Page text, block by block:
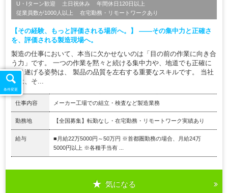
U・Iターン歓迎 土日祝休み
年間休日120日以上
従業員数が1000人以上
在宅勤務・リモートワークあり
【その経験、もっと評価される場所へ。】 ――その集中力と正確さ
を、評価される製造現場へ。
製造の仕事において、本当に欠かせないのは「目の前の作業に向き合
う力」です。 一つの作業を黙々と続ける集中力や、地道でも正確に
やり遂げる姿勢は、 製品の品質を左右する重要なスキルです。 当社
では、そ...
仕事内容 メーカー工場での組立・検査など製造業務
勤務地 【全国募集】転勤なし・在宅勤務・リモートワーク実績あり
給与
■月給22万5000円～50万円 ※首都圏勤務の場合、月給24万
5000円以上 ※各種手当有 ...
気になる
条件変更